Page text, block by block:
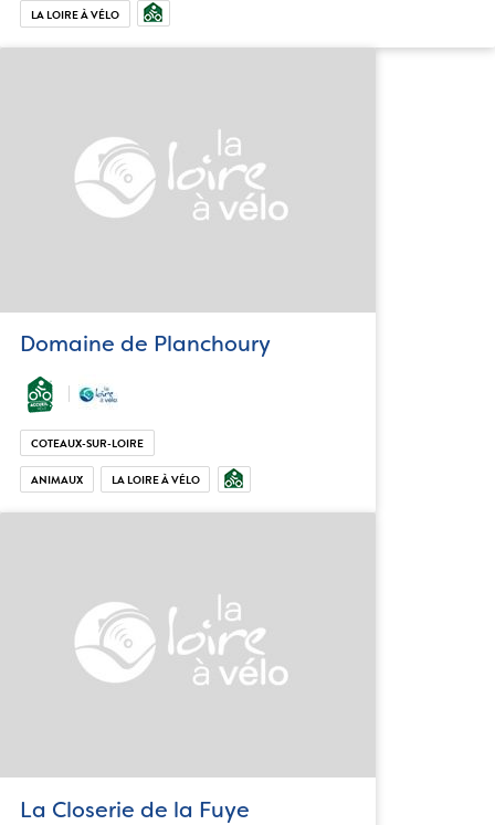
LA LOIRE À VÉLO
Domaine de Planchoury
COTEAUX-SUR-LOIRE
ANIMAUX LA LOIRE À VÉLO
La Closerie de la Fuye